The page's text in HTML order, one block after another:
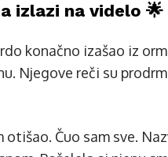
izlazi na videlo 🌟
konačno izašao iz
Njegove reči su
otišao. Čuo sam sve.